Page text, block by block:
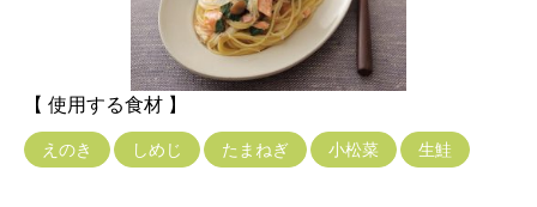
【 使用する食材 】
えのき しめじ たまねぎ 小松菜 生鮭